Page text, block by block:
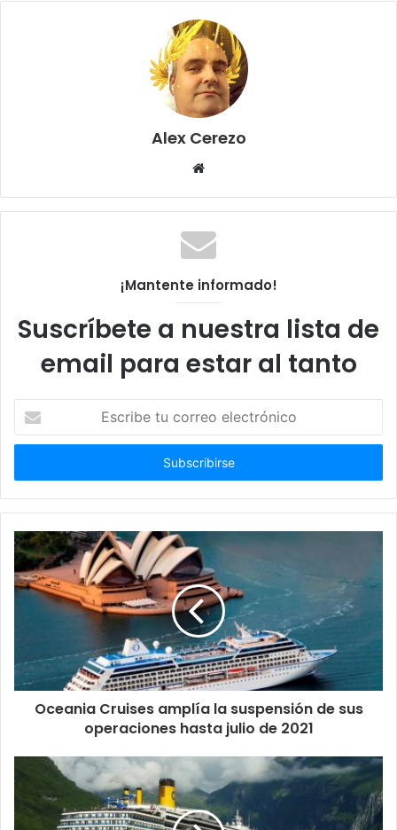
Alex Cerezo
Sitio
¡Mantente informado!
Suscríbete a nuestra lista de
email para estar al tanto
correo
Oceania Cruises amplía la suspensión de sus
operaciones hasta julio de 2021